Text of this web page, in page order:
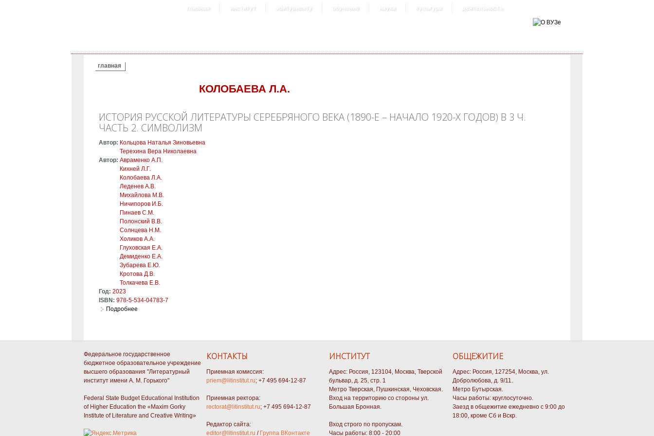
главная институт абитуриенту обучение наука культура деятельность
ВЫ ЗДЕСЬ
главная
КОЛОБАЕВА Л.А.
ИСТОРИЯ РУССКОЙ ЛИТЕРАТУРЫ СЕРЕБРЯНОГО ВЕКА (1890-Е – НАЧАЛО 1920-Х ГОДОВ) В 3 Ч.
ЧАСТЬ 2. СИМВОЛИЗМ
Автор: Кольцова Наталья Зиновьевна
Терехина Вера Николаевна
Автор: Авраменко А.П.
Кихней Л.Г.
Колобаева Л.А.
Леденев А.В.
Михайлова М.В.
Ничипоров И.Б.
Пинаев С.М.
Полонский В.В.
Солнцева Н.М.
Холиков А.А.
Глуховская Е.А.
Демиденко Е.А.
Зубарева Е.Ю.
Кротова Д.В.
Толкачева Е.В.
Год: 2023
ISBN: 978-5-534-04783-7
Подробнее
Федеральное государственное
бюджетное образовательное учреждение
высшего образования "Литературный
институт имени А. М. Горького"
Federal State Budget Educational Institution
of Higher Education the «Maxim Gorky
Institute of Literature and Creative Writing»
КОНТАКТЫ
Приемная комиссия:
priem@litinstitut.ru; +7 495 694-12-87
Приемная ректора:
rectorat@litinstitut.ru; +7 495 694-12-87
Редактор сайта:
editor@litinstitut.ru / Группа ВКонтакте
ИНСТИТУТ
Адрес: Россия, 123104, Москва, Тверской
бульвар, д. 25, стр. 1
Метро Тверская, Пушкинская, Чеховская.
Вход на территорию со стороны ул.
Большая Бронная.
Вход строго по пропускам.
Часы работы: 8:00 - 20:00
ОБЩЕЖИТИЕ
Адрес: Россия, 127254, Москва, ул.
Добролюбова, д. 9/11.
Метро Бутырская.
Часы работы: круглосуточно.
Заезд в общежитие ежедневно с 9:00 до
18:00, кроме Сб и Вскр.